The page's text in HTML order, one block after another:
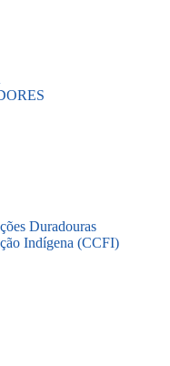
Duradouras
Indígena (CCFI)